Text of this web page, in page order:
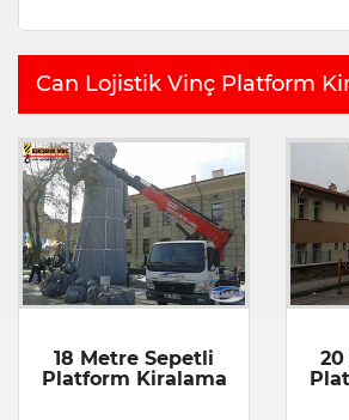
Can Lojistik Vinç Platform
18 Metre Sepetli
Platform Kiralama